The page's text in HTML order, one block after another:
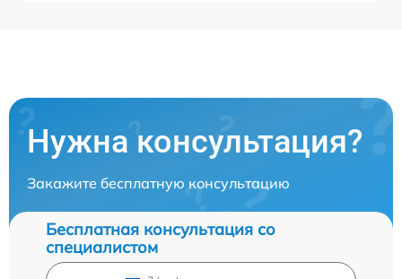
Нужна консультация?
Закажите бесплатную консультацию
Бесплатная консультация со
специалистом